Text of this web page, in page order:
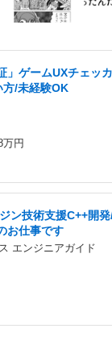
」ゲームUXチェッカ
方/未経験OK
万円
ン技術支援C++開
お仕事です
エンジニアガイド